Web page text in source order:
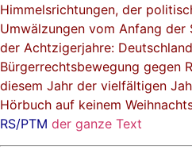
Himmelsrichtungen, der
Umwälzungen vom Anfang der
der Achtzigerjahre:
Bürgerrechtsbewegung gegen
diesem Jahr der vielfältigen
Hörbuch auf keinem
RS/PTM der ganze Text